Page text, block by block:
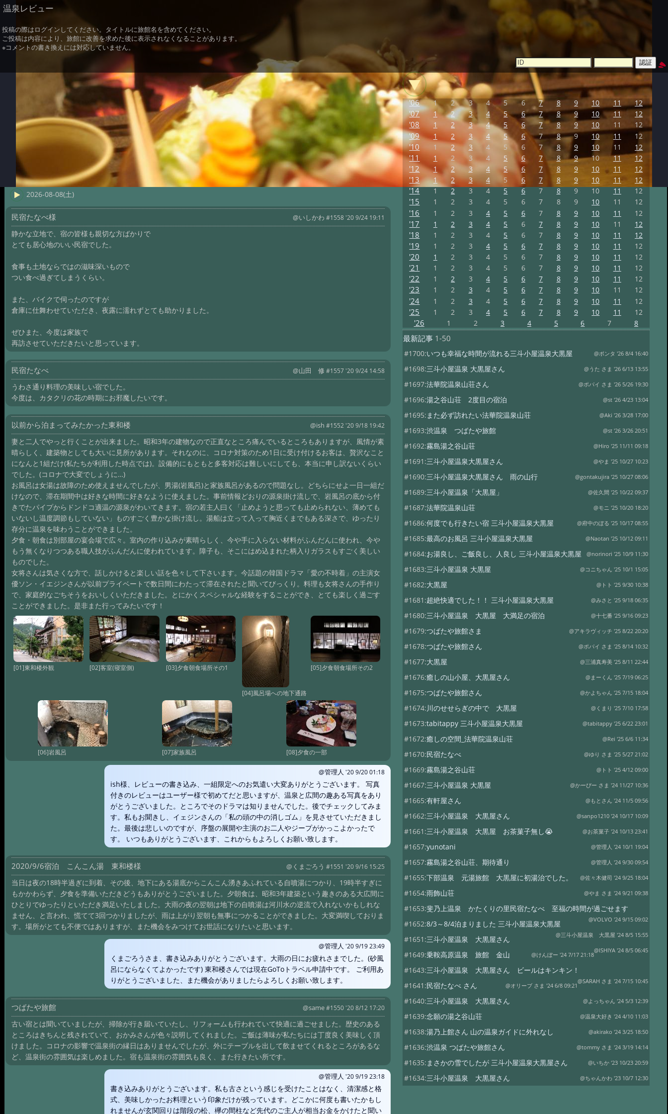
温泉レビュー
投稿の際はログインしてください。タイトルに旅館名を含めてください。
ご投稿は内容により、旅館に改善を求めた後に表示されなくなることがあります。
※コメントの書き換えには対応していません。
2026-08-08(土)
民宿たなべ様 @いしかわ #1558 '20 9/24 19:11
静かな立地で、宿の皆様も親切な方ばかりで
とても居心地のいい民宿でした。
食事も土地ならではの滋味深いもので
つい食べ過ぎてしまうくらい。
また、バイクで伺ったのですが
倉庫に仕舞わせていただき、夜露に濡れずとても助かりました。
ぜひまた、今度は家族で
再訪させていただきたいと思っています。
民宿たなべ @山田 修 #1557 '20 9/24 14:58
うわさ通り料理の美味しい宿でした。
今度は、カタクリの花の時期にお邪魔したいです。
以前から泊まってみたかった東和楼 @ish #1552 '20 9/18 19:42
妻と二人でやっと行くことが出来ました。昭和3年の建物なので正直なところ痛んでいるところもありますが、風情が素
晴らしく、建築物としても大いに見所があります。それなのに、コロナ対策のため1日に受け付けるお客は、贅沢なこと
になんと1組だけ(私たちが利用した時点では)。設備的にもともと多客対応は難しいにしても、本当に申し訳ないくらい
でした。(コロナで大変でしょうに…)
お風呂は女湯は故障のため使えませんでしたが、男湯(岩風呂)と家族風呂があるので問題なし。どちらにせよ一日一組だ
けなので、滞在期間中は好きな時間に好きなように使えました。事前情報どおりの源泉掛け流しで、岩風呂の底から付
きでたパイプからドンドコ適温の源泉がわいてきます。宿の若主人曰く「止めようと思っても止められない、薄めても
いないし温度調節もしていない」ものすごく豊かな掛け流し。湯船は立って入って胸近くまでもある深さで、ゆったり
存分に温泉を味わうことができました。
夕食・朝食は別部屋の宴会場で広々。室内の作り込みが素晴らしく、今や手に入らない材料がふんだんに使われ、今や
もう無くなりつつある職人技がふんだんに使われています。障子も、そこにはめ込まれた柄入りガラスもすごく美しい
ものでした。
女将さんは気さくな方で、話しかけると楽しい話を色々して下さいます。今話題の韓国ドラマ「愛の不時着」の主演女
優ソン・イエジンさんが以前プライベートで数日間にわたって滞在されたと聞いてびっくり。料理も女将さんの手作り
で、家庭的なごちそうをおいしくいただきました。とにかくスペシャルな経験をすることができ、とても楽しく過ごす
ことができました。是非また行ってみたいです！
[01]東和楼外観 [02]客室(寝室側) [03]夕食朝食場所その1
[04]風呂場への地下通路
[05]夕食朝食場所その2
[06]岩風呂 [07]家族風呂 [08]夕食の一部
@管理人 '20 9/20 01:18
ish様、レビューの書き込み、一組限定へのお気遣い大変ありがとうございます。 写真
付きのレビューはユーザー様で初めてだと思いますが、温泉と広間の趣ある写真をあり
がとうございました。ところでそのドラマは知りませんでした。後でチェックしてみま
す。私もお聞きし、イェジンさんの「私の頭の中の消しゴム」を見させていただきまし
た。最後は悲しいのですが、序盤の展開や主演のお二人やジープがかっこよかったで
す。 いつもありがとうございます、これからもよろしくお願い致します。
2020/9/6宿泊 こんこん湯 東和楼様 @くまごろう #1551 '20 9/16 15:25
当日は夜の18時半過ぎに到着、その後、地下にある湯底からこんこん湧きあふれている自噴湯につかり、19時半すぎに
もかかわらず、夕食を準備いただきどうもありがとうございました。夕朝食は、昭和3年建築という趣きのある大広間に
ひとりでゆったりといただき満足いたしました。大雨の夜の翌朝は地下の自噴湯は河川水の逆流で入れないかもしれな
ません、と言われ、慌てて3回つかりましたが、雨は上がり翌朝も無事につかることができました。大変満喫しておりま
す。場所がとても不便ではありますが、また機会をみつけてお世話になりたいと思います。
@管理人 '20 9/19 23:49
くまごろうさま、書き込みありがとうございます。大雨の日にお疲れさまでした。(砂風
呂にならなくてよかったです) 東和楼さんでは現在GoToトラベル申請中です。 ご利用あ
りがとうございました、また機会がありましたらよろしくお願い致します。
つばたや旅館 @same #1550 '20 8/12 17:20
古い宿とは聞いていましたが、掃除が行き届いていたし、リフォームも行われていて快適に過ごせました。歴史のある
ところはきちんと残されていて、おかみさんが色々説明してくれました。ご飯は薄味が私たちには丁度良く美味しく頂
けました。コロナの影響で温泉街の縁日はありませんでしたが、外にテーブルを出して飲ませてくれるところがあるな
ど、温泉街の雰囲気は楽しめました。宿も温泉街の雰囲気も良く、また行きたい所です。
@管理人 '20 9/19 23:18
書き込みありがとうございます。私も古さという感じを受けたことはなく、清潔感と格
式、美味しかったお料理という印象だけが残っています。どこかに何度も書いたかもし
れませんが玄関回りは階段の松、欅の間柱など先代のご主人が相当お金をかけたと聞い
'06 1 2 3 4 5 6 7 8 9 10 11 12
'07 1 2 3 4 5 6 7 8 9 10 11 12
'08 1 2 3 4 5 6 7 8 9 10 11 12
'09 1 2 3 4 5 6 7 8 9 10 11 12
'10 1 2 3 4 5 6 7 8 9 10 11 12
'11 1 2 3 4 5 6 7 8 9 10 11 12
'12 1 2 3 4 5 6 7 8 9 10 11 12
'13 1 2 3 4 5 6 7 8 9 10 11 12
'14 1 2 3 4 5 6 7 8 9 10 11 12
'15 1 2 3 4 5 6 7 8 9 10 11 12
'16 1 2 3 4 5 6 7 8 9 10 11 12
'17 1 2 3 4 5 6 7 8 9 10 11 12
'18 1 2 3 4 5 6 7 8 9 10 11 12
'19 1 2 3 4 5 6 7 8 9 10 11 12
'20 1 2 3 4 5 6 7 8 9 10 11 12
'21 1 2 3 4 5 6 7 8 9 10 11 12
'22 1 2 3 4 5 6 7 8 9 10 11 12
'23 1 2 3 4 5 6 7 8 9 10 11 12
'24 1 2 3 4 5 6 7 8 9 10 11 12
'25 1 2 3 4 5 6 7 8 9 10 11 12
'26 1 2 3 4 5 6 7 8
最新記事1-50
#1700:いつも幸福な時間が流れる三斗小屋温泉大黒屋 @ポンタ '26 8/4 16:40
#1698:三斗小屋温泉 大黒屋さん @うた さま '26 6/13 13:55
#1697:法華院温泉山荘さん @ポパイ さま '26 5/26 19:30
#1696:湯之谷山荘 2度目の宿泊 @st '26 4/23 13:04
#1695:また必ず訪れたい法華院温泉山荘 @Aki '26 3/28 17:00
#1693:渋温泉 つばたや旅館 @st '26 3/26 20:51
#1692:霧島湯之谷山荘 @Hiro '25 11/11 09:18
#1691:三斗小屋温泉大黒屋さん @やま '25 10/27 10:23
#1690:三斗小屋温泉大黒屋さん 雨の山行 @gontakujira '25 10/27 08:06
#1689:三斗小屋温泉「大黒屋」 @佐久間 '25 10/22 09:37
#1687:法華院温泉山荘 @モニ '25 10/20 18:20
#1686:何度でも行きたい宿 三斗小屋温泉大黒屋 @府中のぼる '25 10/17 08:55
#1685:最高のお風呂 三斗小屋温泉大黒屋 @Naotan '25 10/12 09:11
#1684:お湯良し、ご飯良し、人良し 三斗小屋温泉大黒屋 @norinori '25 10/9 11:30
#1683:三斗小屋温泉 大黒屋 @コニちゃん '25 10/1 15:05
#1682:大黒屋 @トト '25 9/30 10:38
#1681:超絶快適でした！！ 三斗小屋温泉大黒屋 @みさと '25 9/18 06:35
#1680:三斗小屋温泉 大黒屋 大満足の宿泊 @十七番 '25 9/16 09:23
#1679:つばたや旅館さま @アキラヴィッチ '25 8/22 20:20
#1678:つばたや旅館さん @ポパイ さま '25 8/14 10:32
#1677:大黒屋 @三浦真寿美 '25 8/11 22:44
#1676:癒しの山小屋、大黒屋さん @まーくん '25 7/19 06:25
#1675:つばたや旅館さん @かよちゃん '25 7/15 18:04
#1674:川のせせらぎの中で 大黒屋 @くまり '25 7/10 17:58
#1673:tabitappy 三斗小屋温泉大黒屋 @tabitappy '25 6/22 23:01
#1672:癒しの空間_法華院温泉山荘 @Rei '25 6/6 11:34
#1670:民宿たなべ @ゆり さま '25 5/27 21:02
#1669:霧島湯之谷山荘 @トト '25 4/12 09:00
#1667:三斗小屋温泉 大黒屋 @かーぴー さま '24 11/27 10:36
#1665:有軒屋さん @もとさん '24 11/5 09:56
#1662:三斗小屋温泉 大黒屋さん @sanpo1210 '24 10/17 10:09
#1661:三斗小屋温泉 大黒屋 お茶菓子無し😭 @お茶菓子 '24 10/13 23:41
#1657:yunotani @管理人 '24 10/1 19:04
#1657:霧島湯之谷山荘、期待通り @管理人 '24 9/30 09:54
#1655:下部温泉 元湯旅館 大黒屋に初湯治でした。 @佐々木健司 '24 9/25 18:04
#1654:雨飾山荘 @やま さま '24 9/21 09:38
#1653:斐乃上温泉 かたくりの里民宿たなべ 至福の時間が過ごせます
@VOLVO '24 9/15 09:02
#1652:8/3～8/4泊まりました 三斗小屋温泉大黒屋
@三斗小屋温泉 大黒屋 '24 8/5 15:55
#1651:三斗小屋温泉 大黒屋さん
@ISHIYA '24 8/5 06:45
#1649:乗鞍高原温泉 旅館 金山 @けんぼー '24 7/17 21:18
#1643:三斗小屋温泉 大黒屋さん ビールはキンキン！
@SARAH さま '24 7/15 10:45
#1641:民宿たなべ さん @オリーブ さま '24 6/8 09:21
#1640:三斗小屋温泉 大黒屋さん @よっちゃん '24 5/3 12:39
#1639:念願の湯之谷山荘 @温泉大好き '24 4/10 11:03
#1638:湯乃上館さん 山の温泉ガイドに外れなし @akirako '24 3/25 18:50
#1636:渋温泉 つばたや旅館さん @tommy さま '24 3/19 14:14
#1635:まさかの雪でしたが 三斗小屋温泉大黒屋さん @いちか '23 10/23 20:59
#1634:三斗小屋温泉 大黒屋さん @ちゃんかわ '23 10/7 12:30